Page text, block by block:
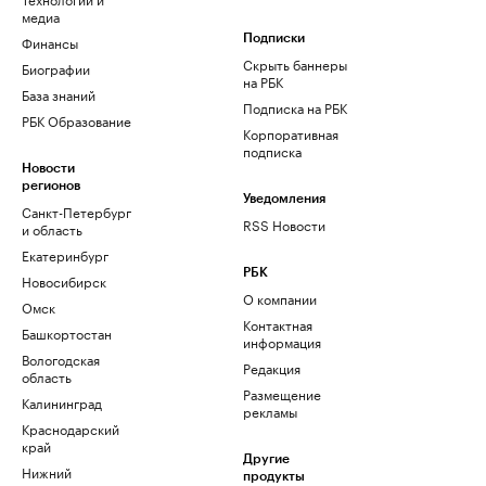
медиа
Финансы
Биографии
База знаний
РБК Образование
Новости
регионов
Санкт-Петербург
и область
Екатеринбург
Новосибирск
Омск
Башкортостан
Вологодская
область
Калининград
Краснодарский
край
Нижний
Подписки
Скрыть баннеры
на РБК
Подписка на РБК
Корпоративная
подписка
Уведомления
RSS Новости
РБК
О компании
Контактная
информация
Редакция
Размещение
рекламы
Другие
продукты